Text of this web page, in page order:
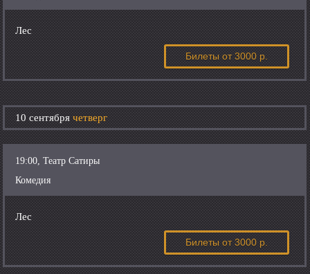
Лес
Билеты от 3000 р.
10 сентябрячетверг
19:00, Театр Сатиры
Комедия
Лес
Билеты от 3000 р.